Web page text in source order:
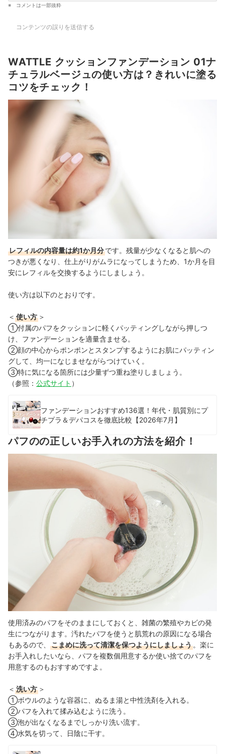
コメントは一部抜粋
コンテンツの誤りを送信する
WATTLE クッションファンデーション 01ナ
チュラルベージュの使い方は？きれいに塗る
コツをチェック！
レフィルの内容量は約1か月分です。残量が少なくなると肌への
つきが悪くなり、仕上がりがムラになってしまうため、1か月を目
安にレフィルを交換するようにしましょう。
使い方は以下のとおりです。
＜ 使い方 ＞
①付属のパフをクッションに軽くパッティングしながら押しつ
け、ファンデーションを適量含ませる。
②顔の中心からポンポンとスタンプするようにお肌にパッティン
グして、均一になじませながらつけていく。
③特に気になる箇所には少量ずつ重ね塗りしましょう。
（参照： 公式サイト ）
ファンデーションおすすめ136選！年代・肌質別にプ
チプラ＆デパコスを徹底比較【2026年7月】
パフのの正しいお手入れの方法を紹介！
使用済みのパフをそのままにしておくと、雑菌の繁殖やカビの発
生につながります。汚れたパフを使うと肌荒れの原因になる場合
もあるので、
こまめに洗って清潔を保つようにしましょう 。楽に
お手入れしたいなら、パフを複数個用意するか使い捨てのパフを
用意するのもおすすめですよ。
＜ 洗い方 ＞
①ボウルのような容器に、ぬるま湯と中性洗剤を入れる。
②パフを入れて揉み込むように洗う。
③泡が出なくなるまでしっかり洗い流す。
④水気を切って、日陰に干す。